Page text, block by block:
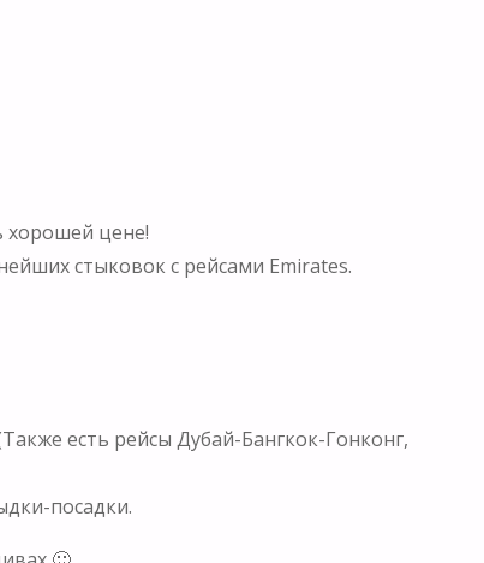
хорошей цене!
стыковок с рейсами Emirates.
есть рейсы Дубай-Бангкок-Гонконг,
посадки.